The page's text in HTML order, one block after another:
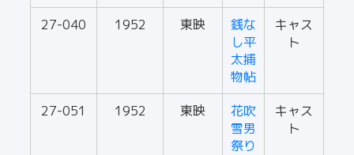
27-040 1952 東映
銭な
し平
太捕
物帖
キャス
ト
27-051 1952 東映
花吹
雪男
祭り
キャス
ト